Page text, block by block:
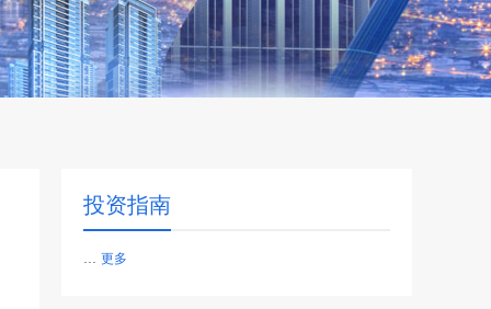
投资指南
更多